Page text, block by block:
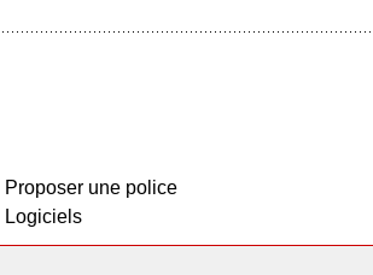
Proposer une police
Logiciels